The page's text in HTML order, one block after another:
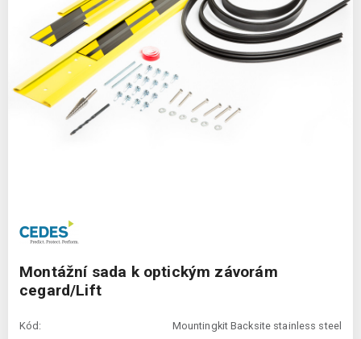
Montážní sada k optickým závorám
cegard/Lift
Kód: Mountingkit Backsite stainless steel